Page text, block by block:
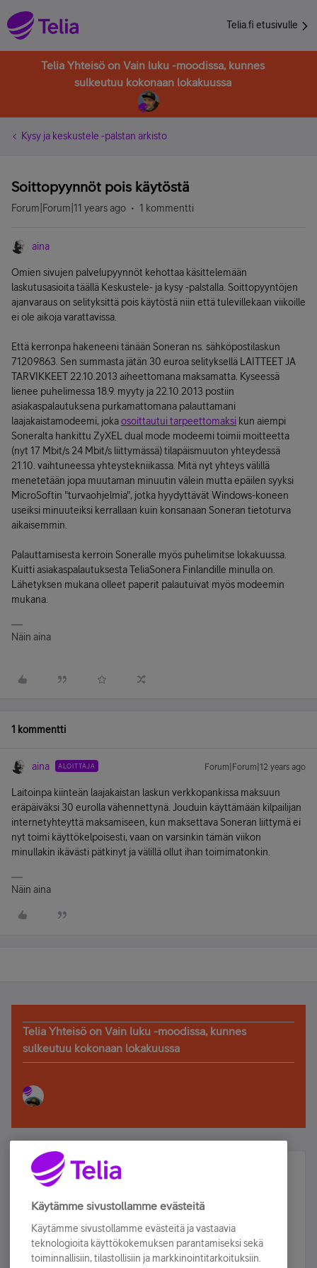
Telia.fi etusivulle
Telia Yhteisö on Vain luku -moodissa, kunnes
sulkeutuu kokonaan lokakuussa
Kysy ja keskustele -palstan arkisto
Soittopyynnöt pois käytöstä
Forum|Forum|11 years ago 1 kommentti
aina
Omien sivujen palvelupyynnöt kehottaa käsittelemään
laskutusasioita täällä Keskustele- ja kysy -palstalla. Soittopyyntöjen
ajanvaraus on selityksittä pois käytöstä niin että tulevillekaan viikoille
ei ole aikoja varattavissa.
Että kerronpa hakeneeni tänään Soneran ns. sähköpostilaskun
71209863. Sen summasta jätän 30 euroa selityksellä LAITTEET JA
TARVIKKEET 22.10.2013 aiheettomana maksamatta. Kyseessä
lienee puhelimessa 18.9. myyty ja 22.10.2013 postiin
asiakaspalautuksena purkamattomana palauttamani
laajakaistamodeemi, jokaosoittautui tarpeettomaksi kun aiempi
Soneralta hankittu ZyXEL dual mode modeemi toimii moitteetta
(nyt 17 Mbit/s 24 Mbit/s liittymässä) tilapäismuuton yhteydessä
21.10. vaihtuneessa yhteystekniikassa. Mitä nyt yhteys välillä
menetetään jopa muutaman minuutin välein mutta epäilen syyksi
MicroSoftin "turvaohjelmia", jotka hyydyttävät Windows-koneen
useiksi minuuteiksi kerrallaan kuin konsanaan Soneran tietoturva
aikaisemmin.
Palauttamisesta kerroin Soneralle myös puhelimitse lokakuussa.
Kuitti asiakaspalautuksesta TeliaSonera Finlandille minulla on.
Lähetyksen mukana olleet paperit palautuivat myös modeemin
mukana.
Näin aina
1 kommentti
aina ALOITTAJA Forum|Forum|12 years ago
Laitoinpa kiinteän laajakaistan laskun verkkopankissa maksuun
eräpäiväksi 30 eurolla vähennettynä. Jouduin käyttämään kilpailijan
internetyhteyttä maksamiseen, kun maksettava Soneran liittymä ei
nyt toimi käyttökelpoisesti, vaan on varsinkin tämän viikon
minullakin ikävästi pätkinyt ja välillä ollut ihan toimimatonkin.
Näin aina
Telia Yhteisö on Vain luku -moodissa, kunnes
sulkeutuu kokonaan lokakuussa
Älä jää paitsi – osallistu ja voita!
Tilaa Telian uutiskirje ja olet mukana arvonnassa.
sähköpostiisi.
Käytämme sivustollamme evästeitä
Käytämme sivustollamme evästeitä ja vastaavia
teknologioita käyttökokemuksen parantamiseksi sekä
toiminnallisiin, tilastollisiin ja markkinointitarkoituksiin.